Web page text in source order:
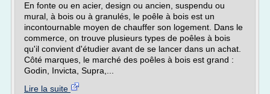
En fonte ou en acier, design ou ancien, suspendu ou
mural, à bois ou à granulés, le poêle à bois est un
incontournable moyen de chauffer son logement. Dans le
commerce, on trouve plusieurs types de poêles à bois
qu'il convient d'étudier avant de se lancer dans un achat.
Côté marques, le marché des poêles à bois est grand :
Godin, Invicta, Supra,...
Lire la suite